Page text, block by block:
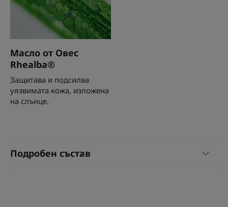
Подробен състав
Масло от Овес
Rhealba®
Защитава и подсилва
уязвимата кожа, изложена
на слънце.